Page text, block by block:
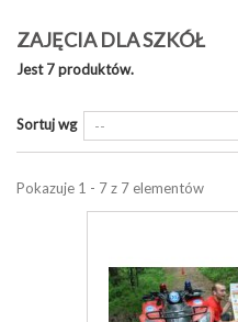
ZAJĘCIA DLA SZKÓŁ
Jest 7 produktów.
Sortuj wg
Pokazuje 1 - 7 z 7 elementów